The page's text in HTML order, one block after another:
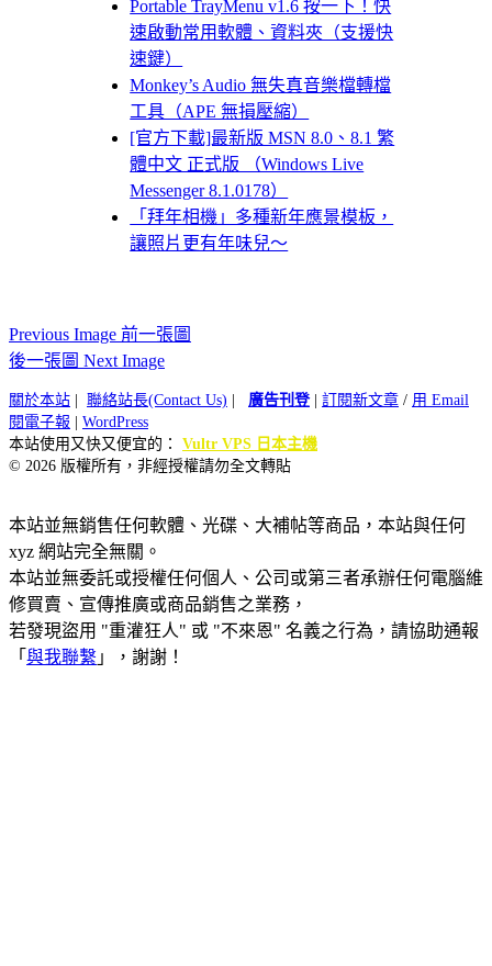
Portable TrayMenu v1.6 按一下！快
速啟動常用軟體、資料夾（支援快
速鍵）
Monkey’s Audio 無失真音樂檔轉檔
工具（APE 無損壓縮）
[官方下載]最新版 MSN 8.0、8.1 繁
體中文 正式版 （Windows Live
Messenger 8.1.0178）
「拜年相機」多種新年應景模板，
讓照片更有年味兒～
Previous Image 前一張圖
後一張圖 Next Image
關於本站 聯絡站長(Contact Us) 廣告刊登| 訂閱新文章 / 用 Email
閱電子報
WordPress
本站使用又快又便宜的： Vultr VPS 日本主機
© 2026 版權所有，非經授權請勿全文轉貼
本站並無銷售任何軟體、光碟、大補帖等商品，本站與任何
xyz 網站完全無關。
本站並無委託或授權任何個人、公司或第三者承辦任何電腦維
修買賣、宣傳推廣或商品銷售之業務，
若發現盜用 "重灌狂人" 或 "不來恩" 名義之行為，請協助通報
「 與我聯繫 」，謝謝！